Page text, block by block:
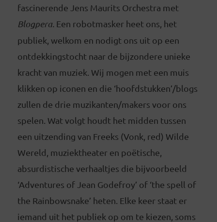
fascinerende Jens Maurits Orchestra met
Blogpera. Een robotmasker heet ons, het
publiek, welkom en nodigt ons uit op een
ontdekkingstocht naar de bijzondere unieke
kracht van muziek. Wij mogen met een muis
klikken op iconen en die ‘hoofdstukken’/blogs
zullen de drie muzikanten/makers voor ons
spelen. Wat volgt houdt het midden tussen
een uitzending van Freeks (Vonk, red) Wilde
Wereld, muziektheater en poëtische,
absurdistische verhaaltjes die bijvoorbeeld
‘Adventures of Jean Godefroy’ of ‘the spell of
the Rainbowsnake’ heten. Elke keer staat er
iemand uit het publiek op om te kiezen, soms